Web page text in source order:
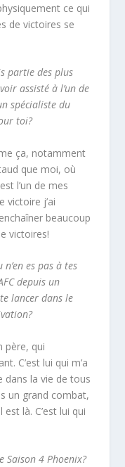
ce qui
de victoires se
partie des plus
assisté à l’un de
spécialiste du
toi?
ça, notamment
que moi, où
l’un de mes
victoire j’ai
beaucoup
victoires!
es pas à tes
depuis un
lancer dans le
père, qui
C’est lui qui m’a
dans la vie de tous
un grand combat,
là. C’est lui qui
Saison 4 Phoenix?